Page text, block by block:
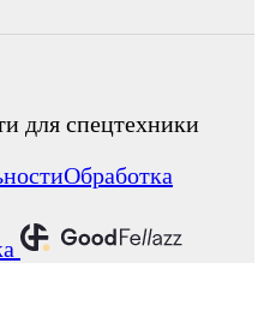
для спецтехники
Обработка